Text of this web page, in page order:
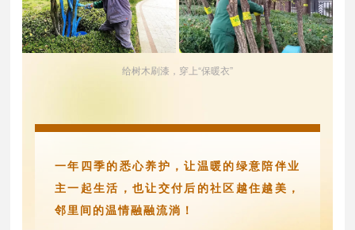
给树木刷漆，穿上“保暖衣”
一年四季的悉心养护，让温暖的绿意陪伴业
主一起生活，也让交付后的社区越住越美，
邻里间的温情融融流淌！